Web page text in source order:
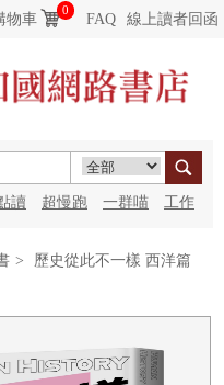
物車
0
FAQ 線上讀者回函
讀 超慢跑 一群喵 工作
>
歷史從此不一樣 西洋篇